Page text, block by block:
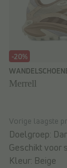
-20%
Merrell
Vorige laagste
Doelgroep:
Geschikt voor
Kleur: Beige